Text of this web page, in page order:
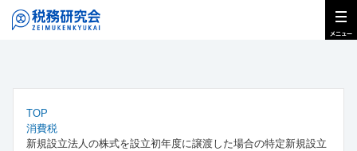
TOP
消費税
新規設立法人の株式を設立初年度に譲渡した場合の特定新規設立